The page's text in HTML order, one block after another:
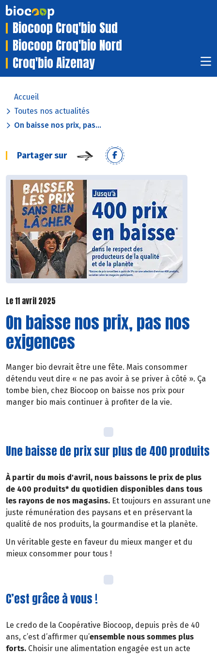
Biocoop Croq'bio Sud
Biocoop Croq'bio Nord
Croq'bio Aizenay
Accueil
Toutes nos actualités
On baisse nos prix, pas...
Partager sur
Le 11 avril 2025
On baisse nos prix, pas nos
exigences
Manger bio devrait être une fête. Mais consommer
détendu veut dire « ne pas avoir à se priver à côté ». Ça
tombe bien, chez Biocoop on baisse nos prix pour
manger bio mais continuer à profiter de la vie.
Une baisse de prix sur plus de 400 produits
À partir du mois d'avril, nous baissons le prix de plus
de 400 produits* du quotidien disponibles dans tous
les rayons de nos magasins. Et toujours en assurant une
juste rémunération des paysans et en préservant la
qualité de nos produits, la gourmandise et la planète.
Un véritable geste en faveur du mieux manger et du
mieux consommer pour tous !
C’est grâce à vous !
Le credo de la Coopérative Biocoop, depuis près de 40
ans, c’est d’affirmer qu’ensemble nous sommes plus
forts. Choisir une alimentation engagée est un acte